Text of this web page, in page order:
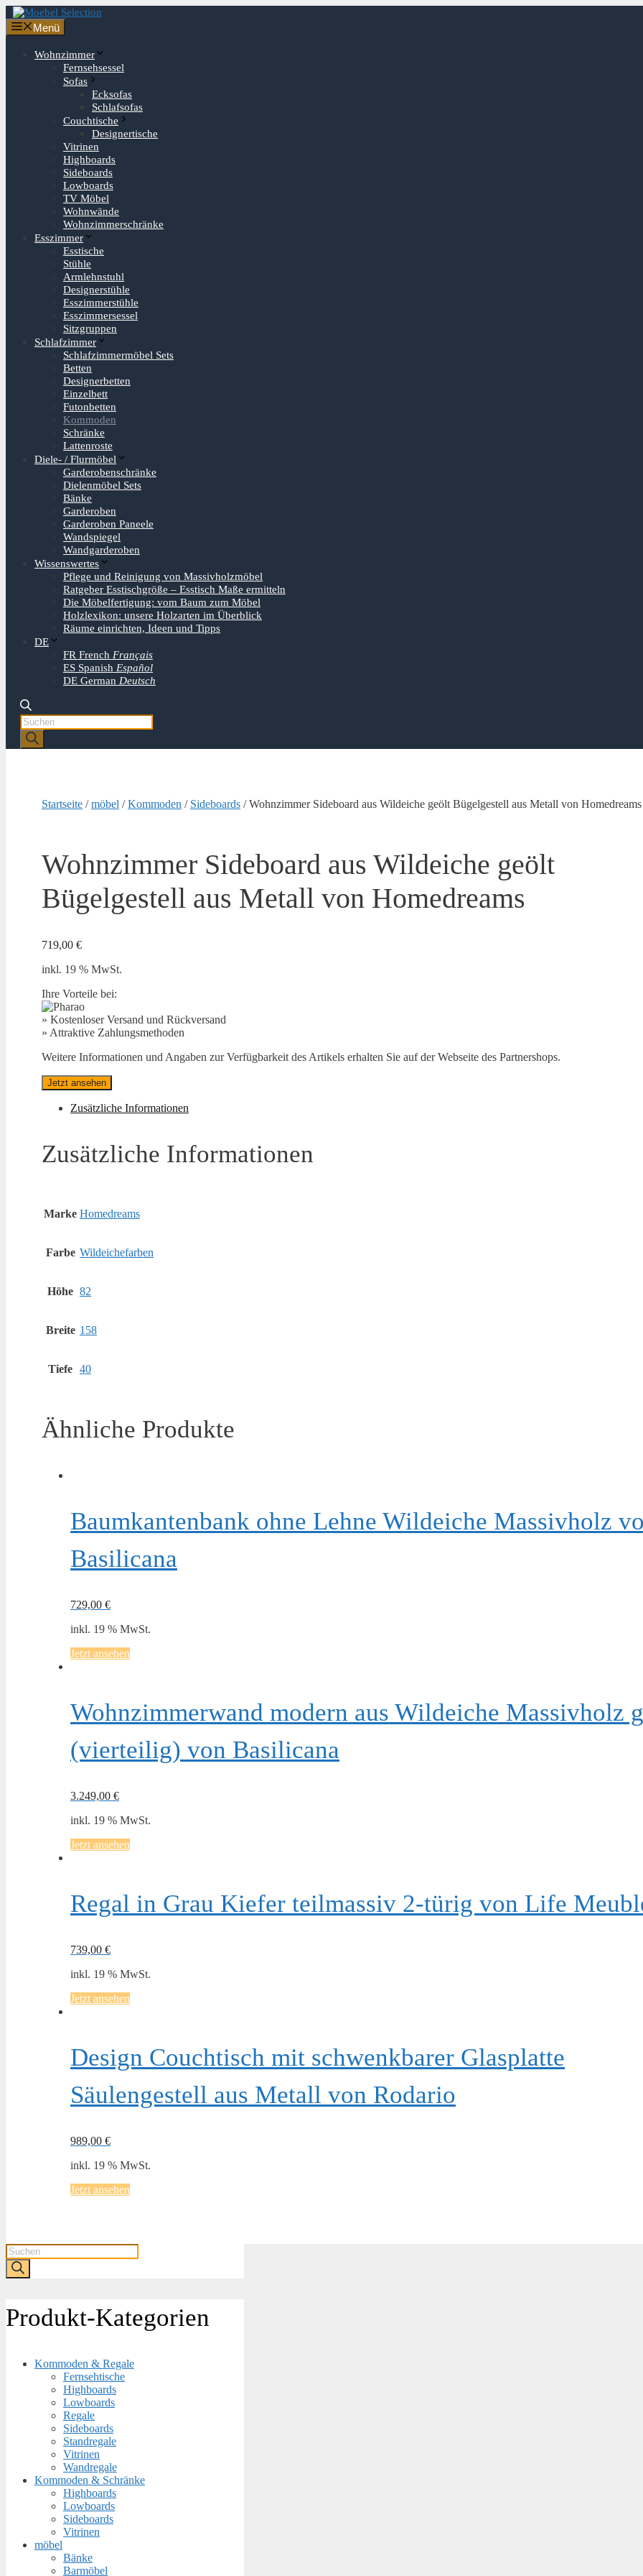
Zum
Inhalt
springen
Menü
Wohnzimmer
Fernsehsessel
Sofas
Ecksofas
Schlafsofas
Couchtische
Designertische
Vitrinen
Highboards
Sideboards
Lowboards
TV Möbel
Wohnwände
Wohnzimmerschränke
Esszimmer
Esstische
Stühle
Armlehnstuhl
Designerstühle
Esszimmerstühle
Esszimmersessel
Sitzgruppen
Schlafzimmer
Schlafzimmermöbel Sets
Betten
Designerbetten
Einzelbett
Futonbetten
Kommoden
Schränke
Lattenroste
Diele- / Flurmöbel
Garderobenschränke
Dielenmöbel Sets
Bänke
Garderoben
Garderoben Paneele
Wandspiegel
Wandgarderoben
Wissenswertes
Pflege und Reinigung von Massivholzmöbel
Ratgeber Esstischgröße – Esstisch Maße ermitteln
Die Möbelfertigung: vom Baum zum Möbel
Holzlexikon: unsere Holzarten im Überblick
Räume einrichten, Ideen und Tipps
DE
FR French Français
ES Spanish Español
DE German Deutsch
Products
search
Startseite /möbel /Kommoden / Sideboards / Wohnzimmer Sideboard aus Wildeiche geölt Bügelgestell aus Metall von Homedreams
Wohnzimmer Sideboard aus Wildeiche geölt
Bügelgestell aus Metall von Homedreams
719,00 €
inkl. 19 % MwSt.
Ihre Vorteile bei:
» Kostenloser Versand und Rückversand
» Attraktive Zahlungsmethoden
Weitere Informationen und Angaben zur Verfügbarkeit des Artikels erhalten Sie auf der Webseite des Partnershops.
Jetzt ansehen
Zusätzliche Informationen
Zusätzliche Informationen
Marke Homedreams
Farbe Wildeichefarben
Höhe 82
Breite 158
Tiefe 40
Ähnliche Produkte
Baumkantenbank ohne Lehne Wildeiche Massivholz
Basilicana
729,00 €
inkl. 19 % MwSt.
Jetzt ansehen
Wohnzimmerwand modern aus Wildeiche Massivholz
(vierteilig) von Basilicana
3.249,00 €
inkl. 19 % MwSt.
Jetzt ansehen
Regal in Grau Kiefer teilmassiv 2-türig von Life
739,00 €
inkl. 19 % MwSt.
Jetzt ansehen
Design Couchtisch mit schwenkbarer Glasplatte
Säulengestell aus Metall von Rodario
989,00 €
inkl. 19 % MwSt.
Jetzt ansehen
Products
search
Produkt-Kategorien
Kommoden & Regale
Fernsehtische
Highboards
Lowboards
Regale
Sideboards
Standregale
Vitrinen
Wandregale
Kommoden & Schränke
Highboards
Lowboards
Sideboards
Vitrinen
möbel
Bänke
Barmöbel